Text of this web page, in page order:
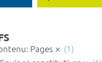
Pages
(1)